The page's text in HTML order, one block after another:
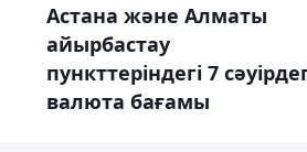
Астана және Алматы
айырбастау
пункттеріндегі 7
валюта бағамы